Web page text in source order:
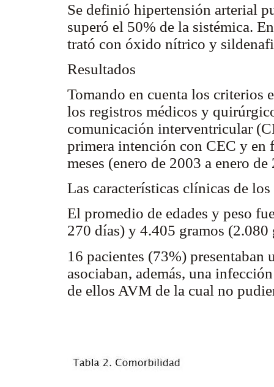
Se definió hipertensión arterial
superó el 50% de la sistémica.
trató con óxido nítrico y
Resultados
Tomando en cuenta los criterios
los registros médicos y
comunicación interventricular
primera intención con CEC y en
meses (enero de 2003 a enero de
Las características clínicas de
El promedio de edades y peso
270 días) y 4.405 gramos (2.080
16 pacientes (73%) presentaban
asociaban, además, una
de ellos AVM de la cual no